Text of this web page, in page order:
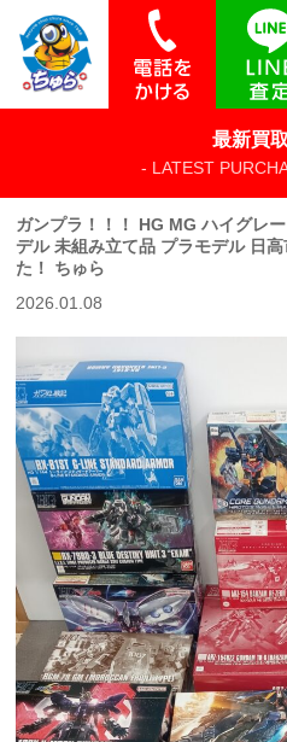
最新買
- LATEST
ガンプラ！！！ HG MG ハイグレ
デル 未組み立て品 プラモデル 日
た！ ちゅら
2026.01.08